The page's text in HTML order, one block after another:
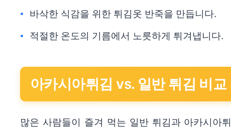
바삭한 식감을 위한 튀김옷 반죽을 만듭니다.
적절한 온도의 기름에서 노릇하게 튀겨냅니다.
아카시아튀김 vs. 일반 튀김 비교
많은 사람들이 즐겨 먹는 일반 튀김과 아카시아